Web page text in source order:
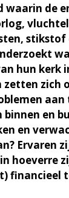
waarin de
stikstof
hun kerk
zich
aan
binnen en
en
Ervaren
hoeverre
financieel